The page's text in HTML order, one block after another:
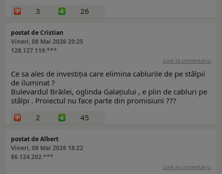
3
26
postat de Cristian
Vineri, 08 Mai 2026 20:25
128.127.119.***
Link la comentariu
Ce sa ales de investiția care elimina cablurile de pe stâlpii
de iluminat ?
Bulevardul Brăilei, oglinda Galațiului , e plin de cabluri pe
stâlpi . Proiectul nu face parte din promisiuni ???
2
45
postat de Albert
Vineri, 08 Mai 2026 18:22
86.124.202.***
Link la comentariu